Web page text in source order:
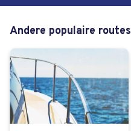
Andere populaire routes